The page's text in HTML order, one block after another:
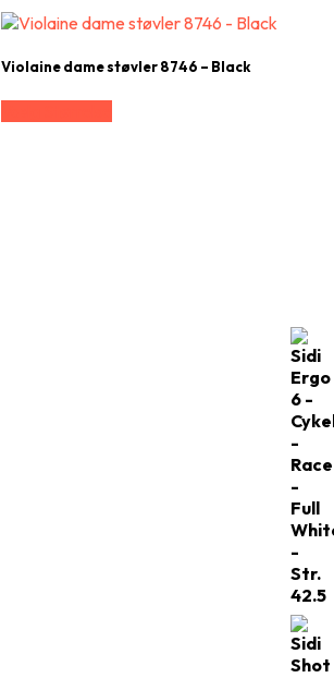
Violaine dame støvler 8746 – Black